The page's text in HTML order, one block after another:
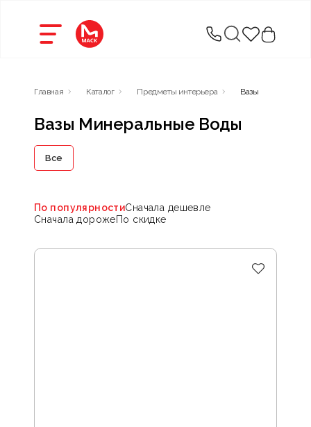
Главная Каталог Предметы интерьера Вазы
Вазы Минеральные Воды
Все
По популярностиСначала дешевле
Сначала дорожеПо скидке